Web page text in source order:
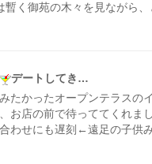
く御苑の木々を見ながら
私は恥ずかしいとおしゃ
「もう恥ずかしくない？」「
「いや、、かわいいなと思
で私を落とす気なのー！？
ぱり顔を見て言われると照
誉めてくれて。 この状況
い気分のまま酔い醒ましに
デートしてき…
たかったオープンテラスの
お店の前で待っててくれま
わせにも遅刻←遠足の子供
車乗り過ごしたり。 終わ